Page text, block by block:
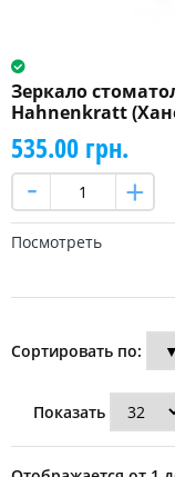
Зеркало
Hahnenkratt
535.00 грн.
Посмотреть
Сортировать по:
Показать